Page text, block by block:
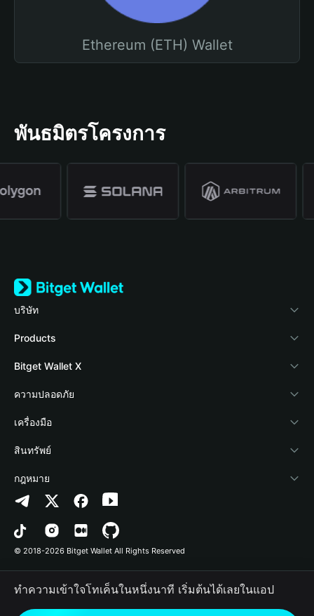
Ethereum (ETH) Wallet
พันธมิตรโครงการ
บริษัท
เกี่ยวกับ Bitget Wallet
Blog
Academy
ข่าวสารด้านคริปโต
ศูนย์ช่วยเหลือ
ติดต่อเรา
ทรัพยากรข้อมูลของแบรนด์
อาชีพ
Products
Crypto Card
Stablecoin Earn
Payfi Crypto
Crypto Swap API
Altcoin Season Index
Prediction Markets
DApp
RWA
Bitget Wallet X
นักพัฒนา
เชื่อมต่อ Wallet
Bitget Wallet Pay
ลิสต์โปรเจกต์
ความปลอดภัย
Protection Fund
เทคโนโลยีความปลอดภัย
เครื่องมือ
ซื้อคริปโต
การตรวจจับการอนุญาต
การตรวจจับสัญญา
การโอนเป็นชุด
สินทรัพย์
Arbitrum
Avalanche
Bitcoin
Polygon
กฎหมาย
นโยบายความเป็นส่วนตัว
ข้อตกลงในการใช้บริการ
© 2018-2026 Bitget Wallet All Rights Reserved
ทำความเข้าใจโทเค็นในหนึ่งนาที เริ่มต้นได้เลยในแอป